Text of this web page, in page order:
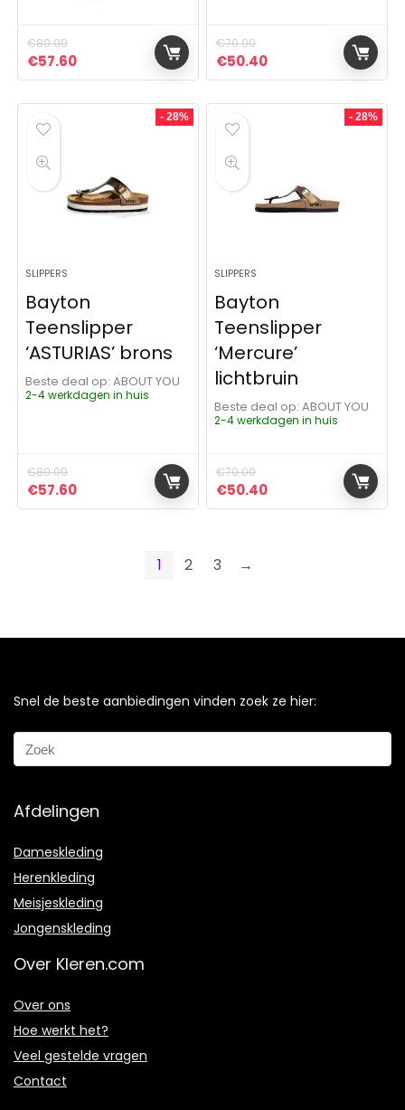
€80.00
Oorspronkelijke prijs was: €80.00.
€57.60Huidige prijs is: €57.60.
€70.00
Oorspronkelijke prijs was:
€50.40Huidige prijs is:
- 28%
SLIPPERS
Bayton
Teenslipper
‘ASTURIAS’ brons
Beste deal op:
ABOUT YOU
2-4 werkdagen in huis
€80.00
Oorspronkelijke prijs was: €80.00.
€57.60Huidige prijs is: €57.60.
- 28%
SLIPPERS
Bayton
Teenslipper
‘Mercure’
lichtbruin
Beste deal op:
ABOUT YOU
2-4 werkdagen in huis
€70.00
Oorspronkelijke prijs was:
€50.40Huidige prijs is:
1 2 3 →
Snel de beste aanbiedingen vinden zoek ze hier:
Afdelingen
Dameskleding
Herenkleding
Meisjeskleding
Jongenskleding
Over Kleren.com
Over ons
Hoe werkt het?
Veel gestelde vragen
Contact